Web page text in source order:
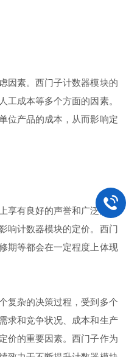
素。西门子计数器模块的
工成本等多个方面的因素。
位产品的成本，从而影响定
有良好的声誉和广泛的用
响计数器模块的定价。西门
期等都会在一定程度上体现
杂的决策过程，受到多个
求和竞争状况、成本和生产
价的重要因素。西门子作为